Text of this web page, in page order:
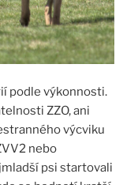
podle výkonnosti.
ZZO, ani
výcviku
nebo
psi startovali